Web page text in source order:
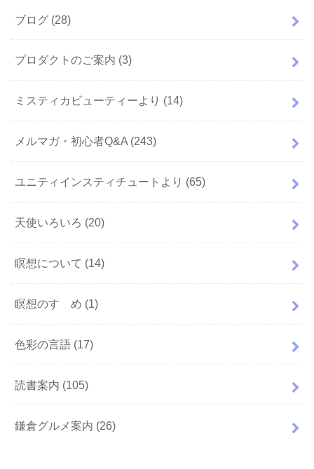
ブログ (28)
プロダクトのご案内 (3)
ミスティカビューティーより (14)
メルマガ・初心者Q&A (243)
ユニティインスティチュートより (65)
天使いろいろ (20)
瞑想について (14)
瞑想のすゝめ (1)
色彩の言語 (17)
読書案内 (105)
鎌倉グルメ案内 (26)